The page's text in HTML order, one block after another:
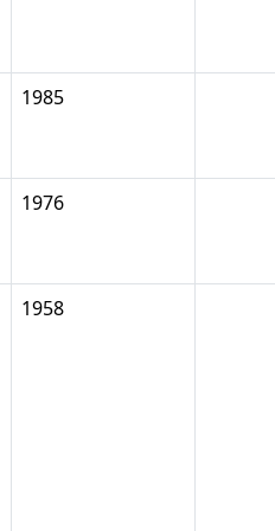
1985
1976
1958